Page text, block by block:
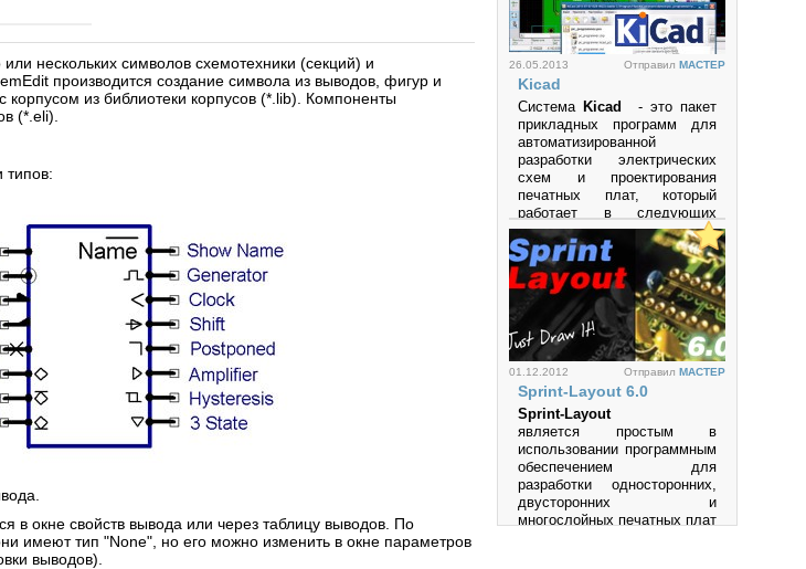
нескольких символов схемотехники (секций) и
производится создание символа из выводов, фигур и
корпусом из библиотеки корпусов (*.lib). Компоненты
(*.eli).
типов:
в окне свойств вывода или через таблицу выводов. По
имеют тип "None", но его можно изменить в окне параметров
выводов).
Программа поддерживает
микроконтроллеры и
микропроцессоры семейств
PIC
AVR и другие.
Просмотров: 27330
26.05.2013 Отправил MACTEP
Kicad
Система Kicad
- это пакет
прикладных программ для
автоматизированной
разработки электрических
схем и проектирования
печатных плат, который
работает в следующих
операционных системах:
• LINUX
• Windows XP
• Mac OS
Просмотров: 45868
01.12.2012 Отправил MACTEP
Sprint-Layout 6.0
Sprint-Layout
является простым в
использовании программным
обеспечением для
разработки односторонних,
двусторонних и
многослойных печатных плат